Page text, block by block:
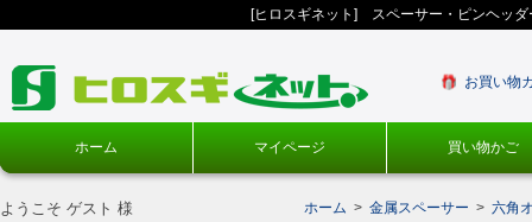
[ヒロスギネット] スペーサー・ピンヘッ
お買い物
ホーム マイページ 買い物かご
ようこそ ゲスト 様 ホーム > 金属スペーサー > 六角